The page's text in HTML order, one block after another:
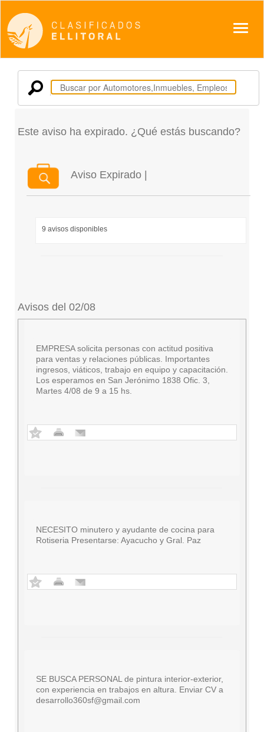
Este aviso ha expirado. ¿Qué estás buscando?
Aviso Expirado |
9 avisos disponibles
Avisos del 02/08
EMPRESA solicita personas con actitud positiva
para ventas y relaciones públicas. Importantes
ingresos, viáticos, trabajo en equipo y capacitación.
Los esperamos en San Jerónimo 1838 Ofic. 3,
Martes 4/08 de 9 a 15 hs.
NECESITO minutero y ayudante de cocina para
Rotiseria Presentarse: Ayacucho y Gral. Paz
SE BUSCA PERSONAL de pintura interior-exterior,
con experiencia en trabajos en altura. Enviar CV a
desarrollo360sf@gmail.com